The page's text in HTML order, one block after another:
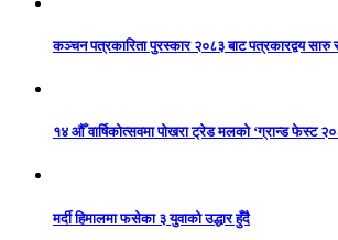
कञ्चन पत्रकारिता पुरस्कार २०८३ बाट पत्रकारद्वय सारु
१४ औँ वार्षिकोत्सवमा पोखरा ट्रेड मलको ‘ग्रान्ड फेस्ट
मर्दी हिमालमा फसेका ३ युवाको उद्धार हुँदै